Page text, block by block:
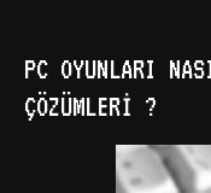
PC OYUNLARI
ÇÖZÜMLERI ?